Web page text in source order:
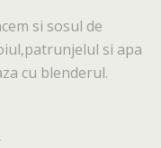
si sosul de
si apa
cu blenderul.